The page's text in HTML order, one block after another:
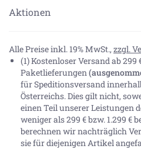
Aktionen
Alle Preise inkl. 19% MwSt., zzgl.
(1) Kostenloser Versand ab
Paketlieferungen
für Speditionsversand
Österreichs. Dies gilt nicht,
einen Teil unserer Leistungen
weniger als 299 € bzw. 1.299 €
berechnen wir nachträglich
sie für diejenigen Artikel